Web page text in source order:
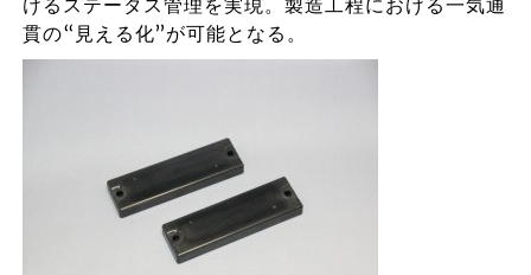
けるステータス管理を実現。製造工程における一気通
貫の“見える化”が可能となる。